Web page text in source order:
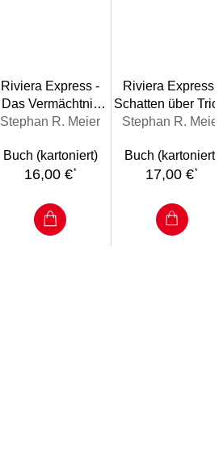
Riviera Express -
Das Vermächtnis
der Contessa
Stephan R. Meier
Buch (kartoniert)
16,00 €*
Riviera Express -
Schatten über
Stephan R. Meier
Buch (kartoniert)
17,00 €*